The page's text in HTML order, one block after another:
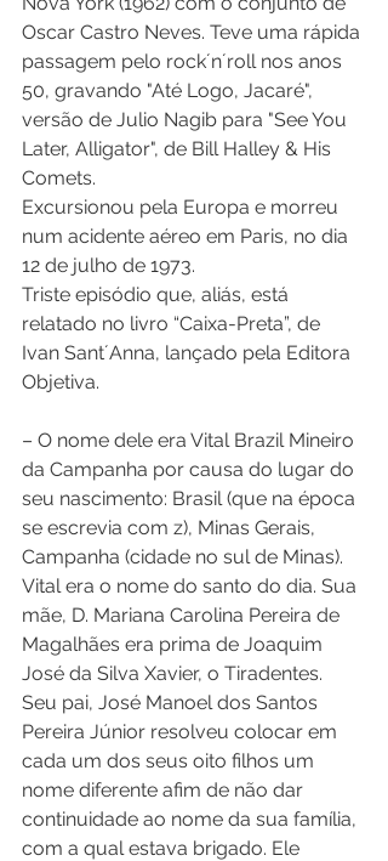
Oscar Castro Neves. Teve uma rápida
passagem pelo rock´n´roll nos anos
50, gravando "Até Logo, Jacaré",
versão de Julio Nagib para "See You
Later, Alligator", de Bill Halley & His
Comets.
Excursionou pela Europa e morreu
num acidente aéreo em Paris, no dia
12 de julho de 1973.
Triste episódio que, aliás, está
relatado no livro “Caixa-Preta”, de
Ivan Sant´Anna, lançado pela Editora
Objetiva.
– O nome dele era Vital Brazil Mineiro
da Campanha por causa do lugar do
seu nascimento: Brasil (que na época
se escrevia com z), Minas Gerais,
Campanha (cidade no sul de Minas).
Vital era o nome do santo do dia. Sua
mãe, D. Mariana Carolina Pereira de
Magalhães era prima de Joaquim
José da Silva Xavier, o Tiradentes.
Seu pai, José Manoel dos Santos
Pereira Júnior resolveu colocar em
cada um dos seus oito filhos um
nome diferente afim de não dar
continuidade ao nome da sua família,
com a qual estava brigado. Ele